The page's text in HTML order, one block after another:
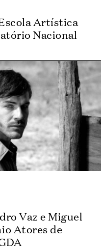
Artística
Nacional
Vaz e Miguel
Atores de